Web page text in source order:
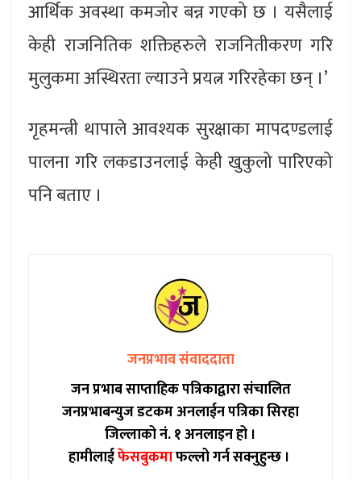
आर्थिक अवस्था कमजोर बन्न गएको छ । यसैलाई
केही राजनितिक शक्तिहरुले राजनितीकरण गरि
मुलुकमा अस्थिरता ल्याउने प्रयत्न गरिरहेका छन् ।’
गृहमन्त्री थापाले आवश्यक सुरक्षाका मापदण्डलाई
पालना गरि लकडाउनलाई केही खुकुलो पारिएको
पनि बताए ।
जनप्रभाव संवाददाता
जन प्रभाब साप्ताहिक पत्रिकाद्वारा संचालित
जनप्रभाबन्युज डटकम अनलाईन पत्रिका सिरहा
जिल्लाको नं. १ अनलाइन हो ।
हामीलाईफेसबुकमाफल्लो गर्न सक्नुहुन्छ ।